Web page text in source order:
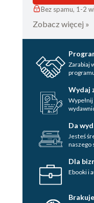
Bez spamu, 1-2
Zobacz więcej »
Zarabiaj
Wydaj
Da
Jesteś
naszego
Dla
Ebooki i